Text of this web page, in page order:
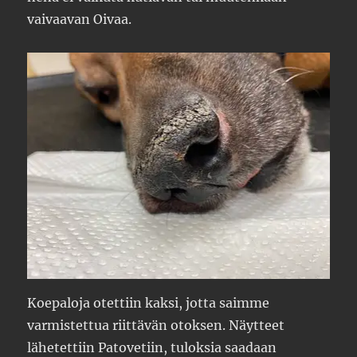
vaivaavan Oivaa.
Koepaloja otettiin kaksi, jotta saimme
varmistettua riittävän otoksen. Näytteet
lähetettiin Patovetiin, tuloksia saadaan